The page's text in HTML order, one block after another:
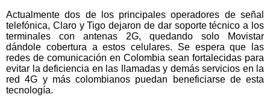
Actualmente dos de los principales operadores de señal
telefónica, Claro y Tigo dejaron de dar soporte técnico a los
terminales con antenas 2G, quedando solo Movistar
dándole cobertura a estos celulares. Se espera que las
redes de comunicación en Colombia sean fortalecidas para
evitar la deficiencia en las llamadas y demás servicios en la
red 4G y más colombianos puedan beneficiarse de esta
tecnología.